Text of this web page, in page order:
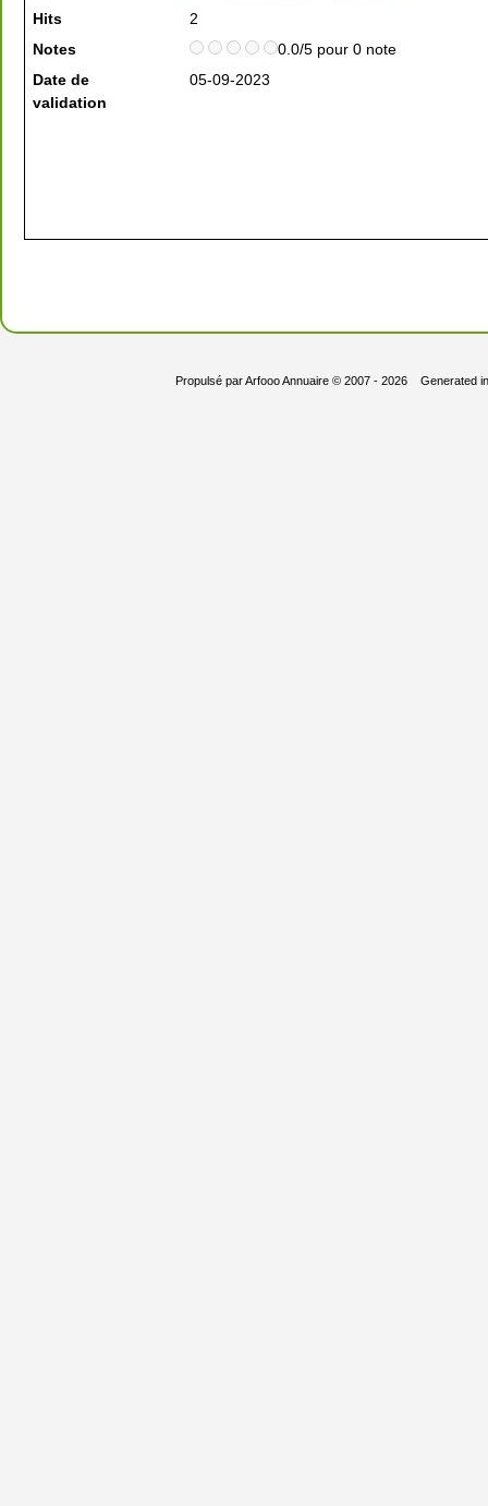
Hits
2
Notes
0.0/5 pour 0 note
Date de
validation
05-09-2023
Propulsé parArfooo Annuaire© 2007 - 2026 Generated